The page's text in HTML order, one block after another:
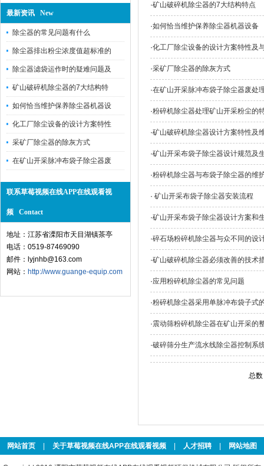
最新资讯 New
除尘器的常见问题有什么
除尘器排出粉尘浓度值超标准的
除尘器滤袋运作时的疑难问题及
矿山破碎机除尘器的7大结构特
如何恰当维护保养除尘器机器设
化工厂除尘设备的设计方案特性
采矿厂除尘器的除灰方式
在矿山开采脉冲布袋子除尘器废
联系草莓视频在线APP在线观看视
频 Contact
地址：江苏省溧阳市天目湖镇茶亭
电话：0519-87469090
邮件：lyjnhb@163.com
网站： http://www.guange-equip.com
·矿山破碎机除尘器的7大结构特点
·如何恰当维护保养除尘器机器设备
·化工厂除尘设备的设计方案特性及
·采矿厂除尘器的除灰方式
·在矿山开采脉冲布袋子除尘器废处
·粉碎机除尘器处理矿山开采粉尘的
·矿山破碎机除尘器设计方案特性及
·矿山开采布袋子除尘器设计规范及
·粉碎机除尘器与布袋子除尘器的维
· 矿山开采布袋子除尘器安装流程
·矿山开采布袋子除尘器设计方案和
·碎石场粉碎机除尘器与众不同的设
·矿山破碎机除尘器必须改善的技术
·应用粉碎机除尘器的常见问题
·粉碎机除尘器采用单脉冲布袋子式
·震动筛粉碎机除尘器在矿山开采的
·破碎筛分生产流水线除尘器控制系
总数
网站首页 关于草莓视频在线APP在线观看视频 人才招聘 网站地图
| 订阅RSS